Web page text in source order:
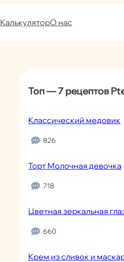
КалькуляторО нас
Топ — 7 рецептов
Классический медовик
826
Торт Молочная девочка
718
Цветная зеркальная
660
Крем из сливок и